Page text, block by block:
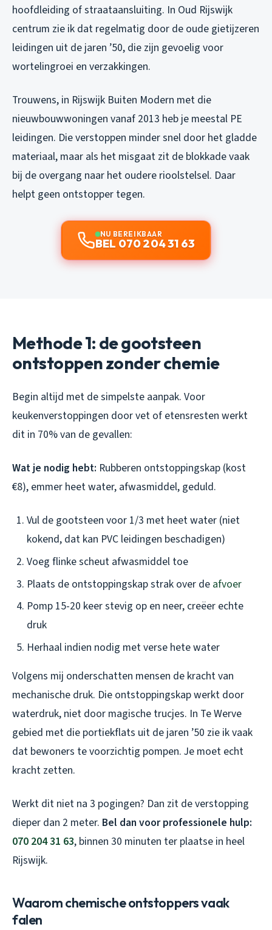
hoofdleiding of straataansluiting. In Oud Rijswijk
centrum zie ik dat regelmatig door de oude gietijzeren
leidingen uit de jaren ’50, die zijn gevoelig voor
wortelingroei en verzakkingen.
Trouwens, in Rijswijk Buiten Modern met die
nieuwbouwwoningen vanaf 2013 heb je meestal PE
leidingen. Die verstoppen minder snel door het gladde
materiaal, maar als het misgaat zit de blokkade vaak
bij de overgang naar het oudere rioolstelsel. Daar
helpt geen ontstopper tegen.
NU BEREIKBAAR
BEL 070 204 31 63
Methode 1: de gootsteen
ontstoppen zonder chemie
Begin altijd met de simpelste aanpak. Voor
keukenverstoppingen door vet of etensresten werkt
dit in 70% van de gevallen:
Wat je nodig hebt: Rubberen ontstoppingskap (kost
€8), emmer heet water, afwasmiddel, geduld.
Vul de gootsteen voor 1/3 met heet water (niet
kokend, dat kan PVC leidingen beschadigen)
Voeg flinke scheut afwasmiddel toe
Plaats de ontstoppingskap strak over de afvoer
Pomp 15-20 keer stevig op en neer, creëer echte
druk
Herhaal indien nodig met verse hete water
Volgens mij onderschatten mensen de kracht van
mechanische druk. Die ontstoppingskap werkt door
waterdruk, niet door magische trucjes. In Te Werve
gebied met die portiekflats uit de jaren ’50 zie ik vaak
dat bewoners te voorzichtig pompen. Je moet echt
kracht zetten.
Werkt dit niet na 3 pogingen? Dan zit de verstopping
dieper dan 2 meter. Bel dan voor professionele hulp:
070 204 31 63, binnen 30 minuten ter plaatse in heel
Rijswijk.
Waarom chemische ontstoppers vaak
falen